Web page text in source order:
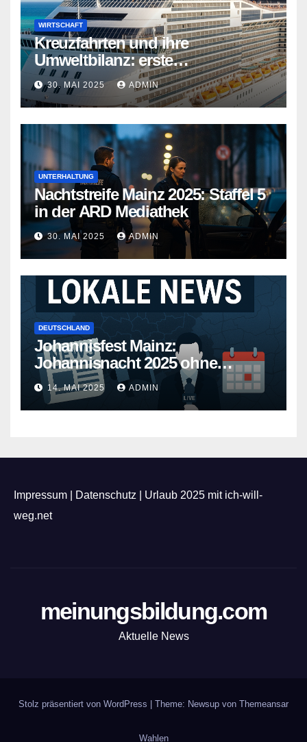
WIRTSCHAFT
Kreuzfahrten und ihre
Umweltbilanz: erste
Kreuzfahrtschiffe gehen neue
Wege
30. MAI 2025 ADMIN
UNTERHALTUNG
Nachtstreife Mainz 2025: Staffel 5
in der ARD Mediathek
30. MAI 2025 ADMIN
DEUTSCHLAND
Johannisfest Mainz:
Johannisnacht 2025 ohne
Feuerwerk
14. MAI 2025 ADMIN
Impressum Datenschutz
Urlaub 2025 mit ich-will-
weg.net
meinungsbildung.com
Aktuelle News
Stolz präsentiert von WordPress | Theme: Newsup von Themeansar
Wahlen